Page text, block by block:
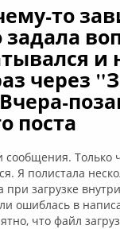
то
и
через
поста
Только
Я полистала
загрузке
ошиблась в
что файл